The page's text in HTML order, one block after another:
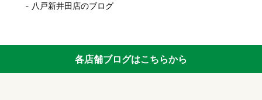
八戸新井田店のブログ
各店舗ブログはこちらから